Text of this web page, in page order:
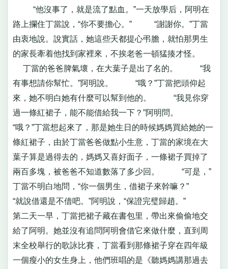
“他沒事了，就是流了點血。”一天放學后，阿明在
路上攔住丁當說，“你不要擔心。” “謝謝你。”丁當
由衷地說。說實話，她這些天都提心弔膽，就怕那男生
的家長牽着他找到家裡來，不挨老爸一頓猛揍才怪。
丁當的爸爸脾氣壞，在大葉子是出了名的。 “我
有事想請你幫忙。”阿明說。 “哦？”丁當把頭仰起
來，她不明白她有什麼可以幫到他的。 “我見你穿
過一條紅裙子，能不能借給我一下？”阿明問。
“哦？”丁當想起來了，那是她生日的時候媽媽買給她的一
條紅裙子，由於丁當爸爸做點小生意，丁當的家境在大
葉子算是過得去的，媽媽又喜好面子，一條裙子買掉了
兩百多塊，被爸爸不知道數落了多少回。 “可是，”
丁當不明白地問，“你一個男生，借裙子來幹嘛？”
“就說借還是不借吧。”阿明說，“保證完璧歸趙。”
第二天一早，丁當把裙子藏在書包里，帶出來偷偷地交
給了阿明。她並沒有追問阿明會借它來做什麼，直到周
末全校舉行的歌詠比賽，丁當看到那條裙子穿在四年級
一個瘦小的女生身上，他們班唱的是《聽媽媽講那過去